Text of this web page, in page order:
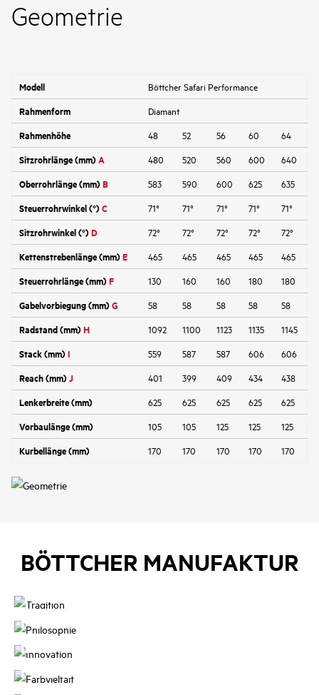
Geometrie
Modell Böttcher Safari Performance
Rahmenform Diamant
Rahmenhöhe 48 52 56 60 64
Sitzrohrlänge (mm)A 480 520 560 600 640
Oberrohrlänge (mm)B 583 590 600 625 635
Steuerrohrwinkel (°)C 71° 71° 71° 71° 71°
Sitzrohrwinkel (°)D 72° 72° 72° 72° 72°
Kettenstrebenlänge (mm)E 465 465 465 465 465
Steuerrohrlänge (mm)F 130 160 160 180 180
Gabelvorbiegung (mm)G 58 58 58 58 58
Radstand (mm)H 1092 1100 1123 1135 1145
Stack (mm)I 559 587 587 606 606
Reach (mm)J 401 399 409 434 438
Lenkerbreite (mm) 625 625 625 625 625
Vorbaulänge (mm) 105 105 125 125 125
Kurbellänge (mm) 170 170 170 170 170
BÖTTCHER MANUFAKTUR
Tradition
Philosophie
Innovation
Farbvielfalt